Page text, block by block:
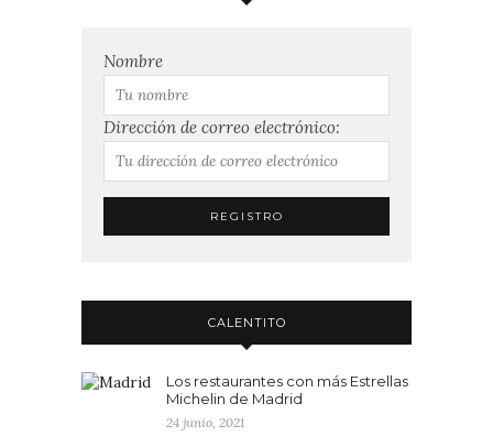
Nombre
Dirección de correo electrónico:
CALENTITO
Los restaurantes con más Estrellas
Michelin de Madrid
24 junio, 2021